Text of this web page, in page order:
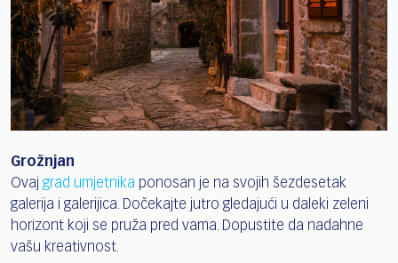
Grožnjan
Ovaj grad umjetnika ponosan je na svojih šezdesetak
galerija i galerijica. Dočekajte jutro gledajući u daleki zeleni
horizont koji se pruža pred vama. Dopustite da nadahne
vašu kreativnost.